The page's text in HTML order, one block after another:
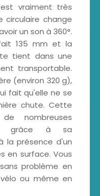
vraiment très
circulaire change
un son à 360°.
135 mm et la
tient dans une
transportable.
(environ 320 g),
fait qu'elle ne se
chute. Cette
nombreuses
grâce à sa
la présence d'un
en surface. Vous
problème en
ou même en